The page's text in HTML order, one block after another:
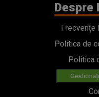
Despre
Frecvențe
Politica de
Politica